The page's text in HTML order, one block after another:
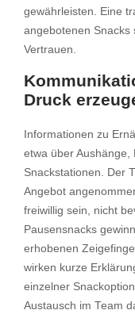
gewährleisten. Eine
angebotenen Snacks
Vertrauen.
Druck
Informationen zu
etwa über Aushänge,
Snackstationen. Der
Angebot
freiwillig sein, nicht
Pausensnacks
erhobenen
wirken kurze
einzelner
Austausch im Team